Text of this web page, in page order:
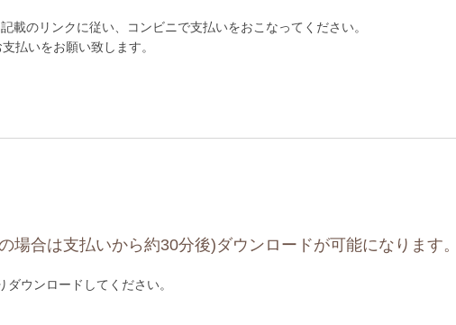
載のリンクに従い、コンビニで支払いをおこなってください。
払いをお願い致します。
場合は支払いから約30分後)ダウンロードが可能になります
ダウンロードしてください。